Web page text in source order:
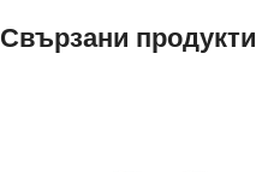
Свързани продукти